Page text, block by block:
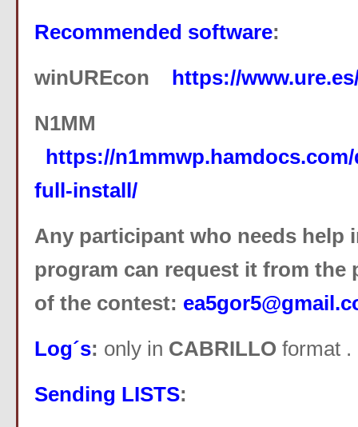
Recommended software:
winUREcon https://
N1MM
https://
full-install/
Any participant who needs help
program can request it from the
of the contest:
Log´s: only in CABRILLO format .
Sending LISTS: